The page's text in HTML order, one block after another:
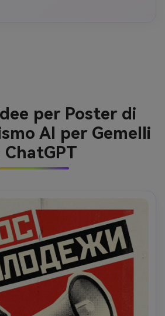
per Poster di
AI per Gemelli
ChatGPT